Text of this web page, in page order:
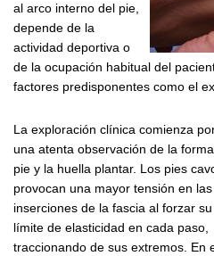
al arco interno del pie,
depende de la
actividad deportiva o
de la ocupación habitual del
factores predisponentes como el
La exploración clínica comienza
una atenta observación de la
pie y la huella plantar. Los pies
provocan una mayor tensión en las
inserciones de la fascia al forzar su
límite de elasticidad en cada paso,
traccionando de sus extremos. En